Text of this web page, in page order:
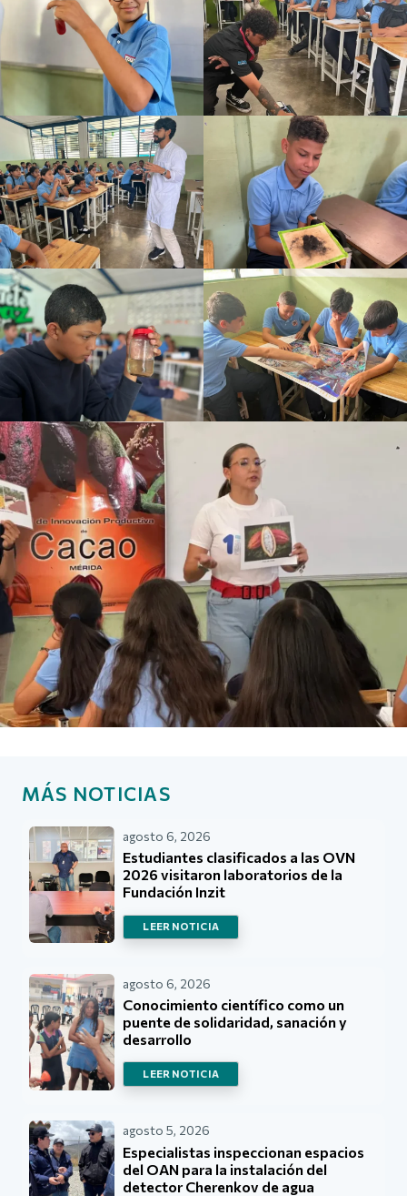
MÁS NOTICIAS
agosto 6, 2026
Estudiantes clasificados a las OVN
2026 visitaron laboratorios de la
Fundación Inzit
LEER NOTICIA
agosto 6, 2026
Conocimiento científico como un
puente de solidaridad, sanación y
desarrollo
LEER NOTICIA
agosto 5, 2026
Especialistas inspeccionan espacios
del OAN para la instalación del
detector Cherenkov de agua